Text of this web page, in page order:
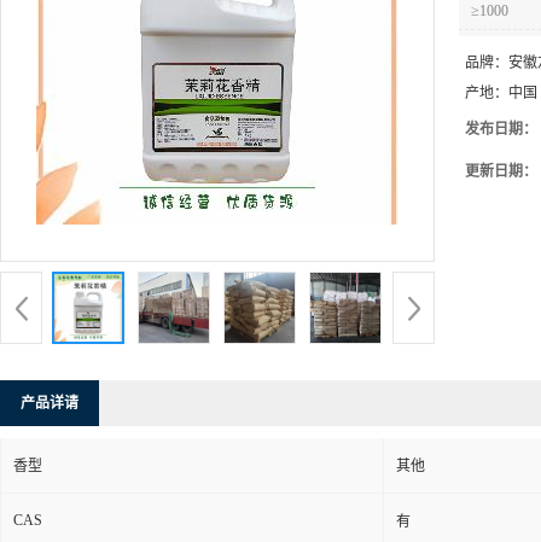
≥1000
品牌： 安徽
产地： 中国
发布日期：
更新日期：
产品详请
香型 其他
CAS 有